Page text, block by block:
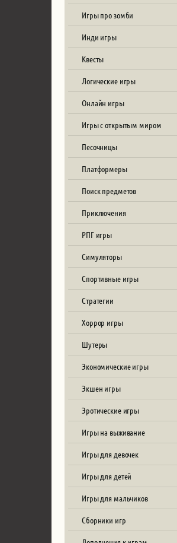
Игры про зомби
Инди игры
Квесты
Логические игры
Онлайн игры
Игры с открытым миром
Песочницы
Платформеры
Поиск предметов
Приключения
РПГ игры
Симуляторы
Спортивные игры
Стратегии
Хоррор игры
Шутеры
Экономические игры
Экшен игры
Эротические игры
Игры на выживание
Игры для девочек
Игры для детей
Игры для мальчиков
Сборники игр